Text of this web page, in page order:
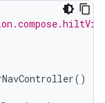
()